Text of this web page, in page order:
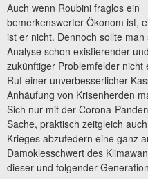
Auch wenn Roubini fraglos ein
bemerkenswerter Ökonom ist,
ist er nicht. Dennoch sollte man
Analyse schon existierender und
zukünftiger Problemfelder nicht
Ruf einer unverbesserlicher
Anhäufung von Krisenherden
Sich nur mit der Corona-
Sache, praktisch zeitgleich
Krieges abzufedern eine ganz
Damoklesschwert des
dieser und folgender